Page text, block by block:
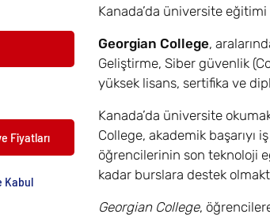
Fiyatları
Kabul
Kanada’da üniversite
Georgian College,
Geliştirme, Siber güvenlik
yüksek lisans, sertifika ve
Kanada’da üniversite
College, akademik başarıyı
öğrencilerinin son teknoloji
kadar burslara destek
Georgian College,